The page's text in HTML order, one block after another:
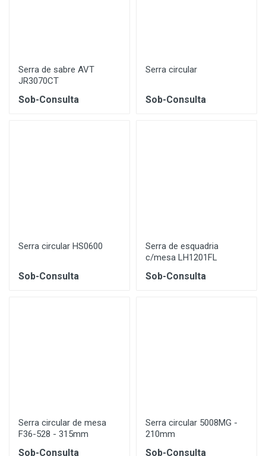
Serra de sabre AVT
JR3070CT
Sob-Consulta
Serra circular
Sob-Consulta
Serra circular HS0600
Sob-Consulta
Serra de esquadria
c/mesa LH1201FL
Sob-Consulta
Serra circular de mesa
F36-528 - 315mm
Sob-Consulta
Serra circular 5008MG -
210mm
Sob-Consulta